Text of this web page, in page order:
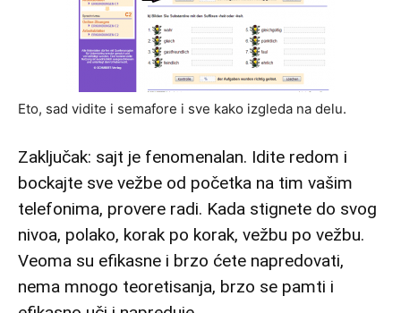
Eto, sad vidite i semafore i sve kako izgleda na delu.
Zaključak: sajt je fenomenalan. Idite redom i
bockajte sve vežbe od početka na tim vašim
telefonima, provere radi. Kada stignete do svog
nivoa, polako, korak po korak, vežbu po vežbu.
Veoma su efikasne i brzo ćete napredovati,
nema mnogo teoretisanja, brzo se pamti i